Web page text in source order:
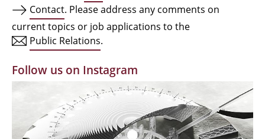
Facilities
Alumni | cloud club
Documents and Downloads
Contact. Please address any comments on
current topics or job applications to the
Public Relations.
Follow us on Instagram